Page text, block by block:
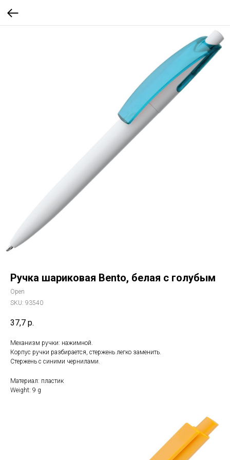
Ручка шариковая Bento, белая с голубым
Open
SKU: 93540
37,7 р.
Механизм ручки: нажимной.
Корпус ручки разбирается, стержень легко заменить.
Стержень с синими чернилами.
Материал: пластик
Weight: 9 g